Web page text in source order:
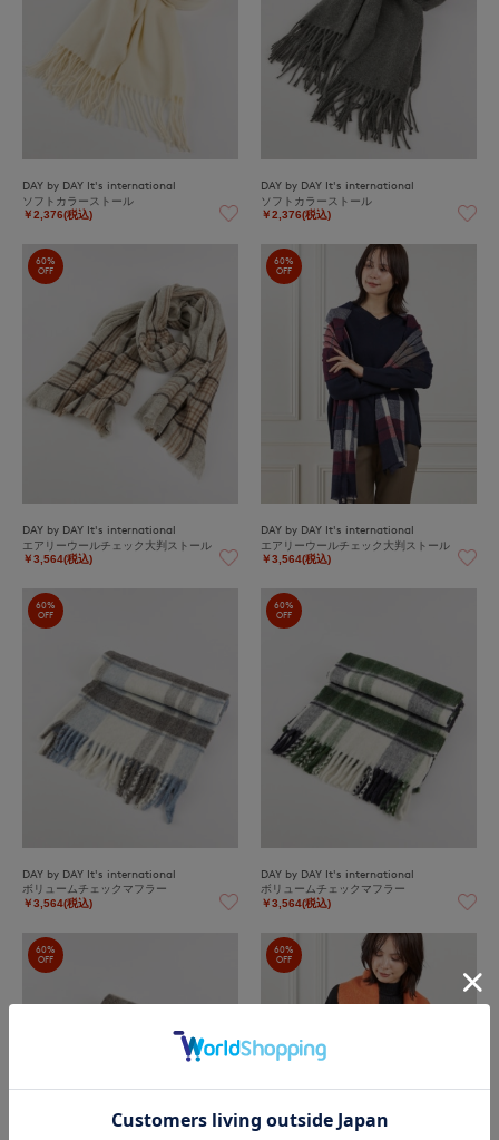
DAY by DAY It's international
ソフトカラーストール
￥2,376(税込)
DAY by DAY It's international
ソフトカラーストール
￥2,376(税込)
60%
OFF
DAY by DAY It's international
エアリーウールチェック大判ストール
￥3,564(税込)
60%
OFF
DAY by DAY It's international
エアリーウールチェック大判ストール
￥3,564(税込)
60%
OFF
DAY by DAY It's international
ボリュームチェックマフラー
￥3,564(税込)
60%
OFF
DAY by DAY It's international
ボリュームチェックマフラー
￥3,564(税込)
60%
OFF
60%
OFF